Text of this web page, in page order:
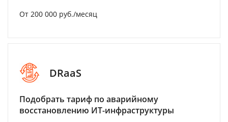
От 200 000 руб./месяц
DRaaS
Подобрать тариф по аварийному
восстановлению ИТ-инфраструктуры